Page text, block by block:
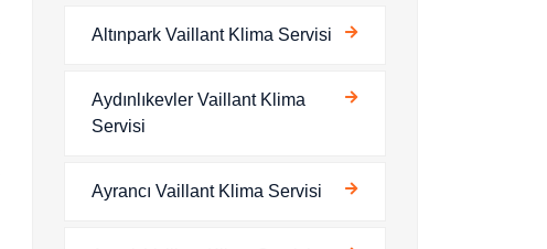
Altınpark Vaillant Klima Servisi
Aydınlıkevler Vaillant Klima
Servisi
Ayrancı Vaillant Klima Servisi